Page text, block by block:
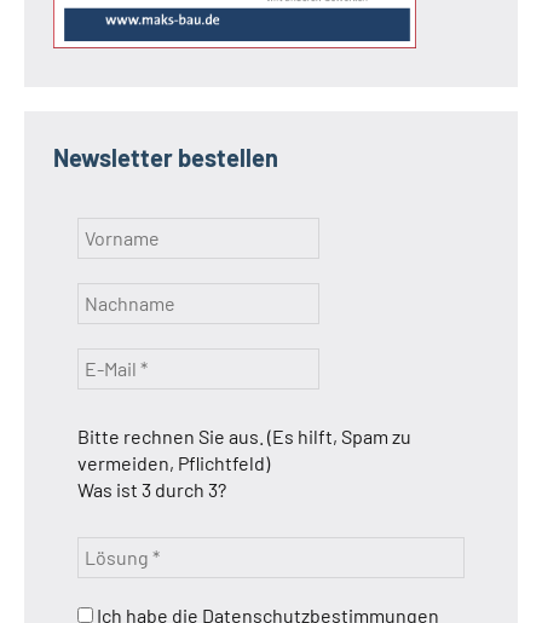
Newsletter bestellen
Bitte rechnen Sie aus. (Es hilft, Spam zu
vermeiden, Pflichtfeld)
Was ist 3 durch 3?
Ich habe die Datenschutzbestimmungen